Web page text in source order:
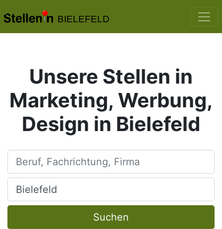
BIELEFELD
Unsere Stellen in
Marketing, Werbung,
Design in Bielefeld
Beruf, Fachrichtung, Firma
Ort, Stadt
Suchen